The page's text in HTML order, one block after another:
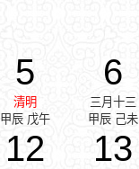
5
清明
甲辰 戊午
6
三月十三
甲辰 己未
12 13